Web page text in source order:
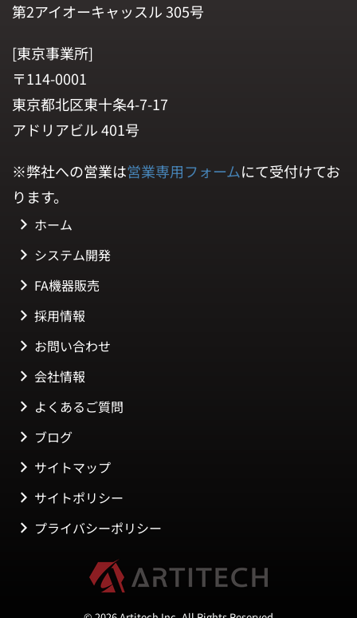
第2アイオーキャッスル 305号
[東京事業所]
〒114-0001
東京都北区東十条4-7-17
アドリアビル 401号
※弊社への営業は営業専用フォームにて受付けてお
ります。
ホーム
システム開発
FA機器販売
採用情報
お問い合わせ
会社情報
よくあるご質問
ブログ
サイトマップ
サイトポリシー
プライバシーポリシー